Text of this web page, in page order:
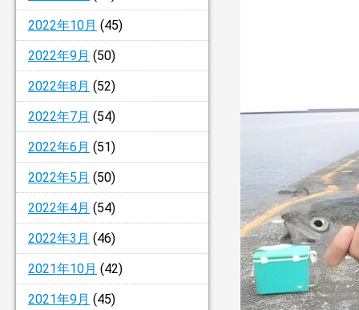
2022年10月 (45)
2022年9月 (50)
2022年8月 (52)
2022年7月 (54)
2022年6月 (51)
2022年5月 (50)
2022年4月 (54)
2022年3月 (46)
2021年10月 (42)
2021年9月 (45)